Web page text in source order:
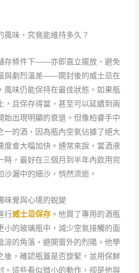
風味，究竟能維持多久？
存條件下——亦即直立擺放、避免
與劇烈溫差——開封後的威士忌在
風味仍能保持在最佳狀態。如果瓶
，且保存得當，甚至可以延續到兩
始出現明顯的衰退。但像柏睿手中
一的酒，因為瓶內空氣佔據了絕大
度會大幅加快。通常來說，當酒液
時，最好在三個月到半年內飲用完
沙漏中的細沙，悄然流逝。
味覺與心境的蛻變
行威士忌保存。他買了專用的酒瓶
小的玻璃瓶中，減少空氣接觸的面
涼的角落，避開窗外的烈陽。他學
後，確認瓶蓋是否旋緊，並用保鮮
。這些看似微小的動作，卻是他與